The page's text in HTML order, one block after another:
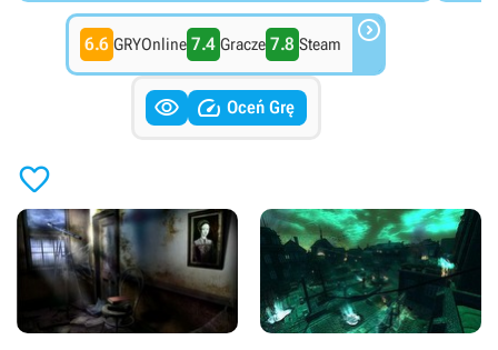
6.6 GRYOnline 7.4 Gracze 7.8 Steam 
  Oceń Grę
